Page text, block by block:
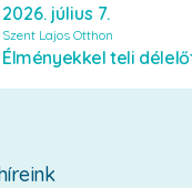
2026. július 7.
Szent Lajos Otthon